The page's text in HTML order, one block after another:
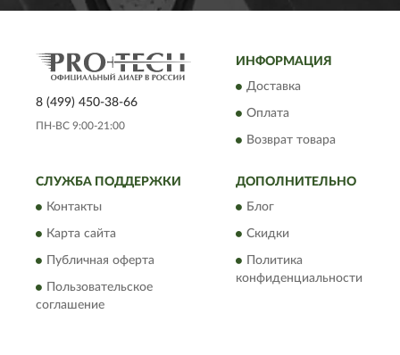
8 (499) 450-38-66
ПН-ВС 9:00-21:00
ИНФОРМАЦИЯ
Доставка
Оплата
Возврат товара
СЛУЖБА ПОДДЕРЖКИ
Контакты
Карта сайта
Публичная оферта
Пользовательское
соглашение
ДОПОЛНИТЕЛЬНО
Блог
Скидки
Политика
конфиденциальности